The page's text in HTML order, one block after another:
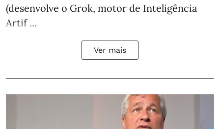
(desenvolve o Grok, motor de Inteligência
Artif ...
Ver mais